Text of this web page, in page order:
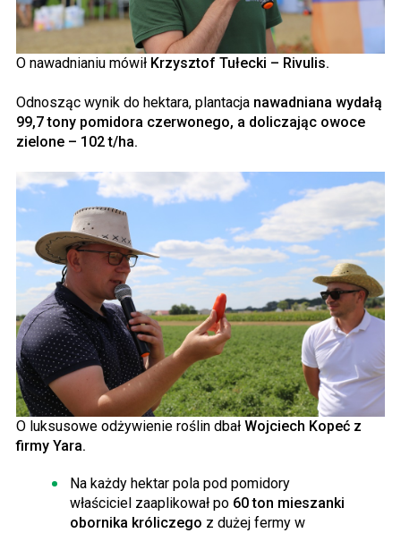
O nawadnianiu mówił Krzysztof Tułecki – Rivulis.
Odnosząc wynik do hektara, plantacja nawadniana wydałą
99,7 tony pomidora czerwonego, a doliczając owoce
zielone – 102 t/ha.
O luksusowe odżywienie roślin dbał Wojciech Kopeć z
firmy Yara.
Na każdy hektar pola pod pomidory
właściciel zaaplikował po 60 ton mieszanki
obornika króliczego z dużej fermy w